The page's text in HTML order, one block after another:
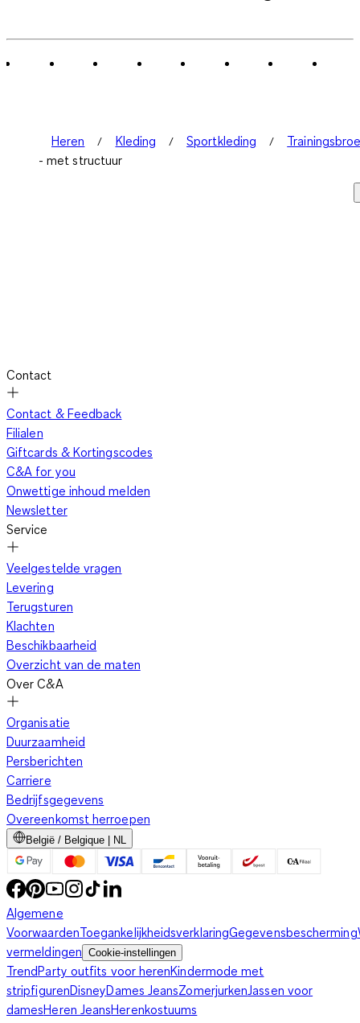
van
Heren Kleding Sportkleding
- met structuur
Contact
Contact & Feedback
Filialen
Giftcards & Kortingscodes
C&A for you
Onwettige inhoud melden
Newsletter
Service
Veelgestelde vragen
Levering
Terugsturen
Klachten
Beschikbaarheid
Overzicht van de maten
Over C&A
Organisatie
Duurzaamheid
Persberichten
Carriere
Bedrijfsgegevens
Overeenkomst herroepen
België / Belgique | NL
Algemene
VoorwaardenToegankelijkheidsverklaringGegevensbescherming
vermeldingen Cookie-instellingen
TrendParty outfits voor herenKindermode met
stripfigurenDisneyDames JeansZomerjurkenJassen voor
damesHeren JeansHerenkostuums